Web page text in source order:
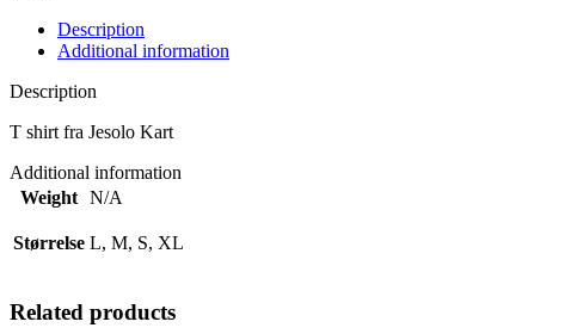
Description
Additional information
Description
T shirt fra Jesolo Kart
Additional information
Weight N/A
Størrelse L, M, S, XL
Related products